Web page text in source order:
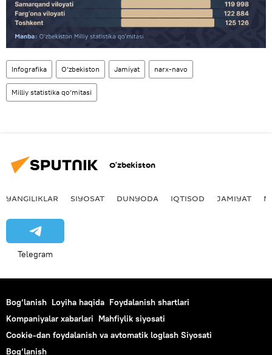
Infografika O‘zbekiston Jamiyat narx-navo
Milliy statistika qo‘mitasi
O‘zbekiston
YANGILIKLAR SIYOSAT DUNYODA IQTISOD JAMIYAT
Telegram
Bog‘lanish Loyiha haqida Foydalanish shartlari
Kompaniyalar xabarlari Mahfiylik siyosati
Cookie-dan foydalanish va avtomatik loglash Siyosati
Bog‘lanish